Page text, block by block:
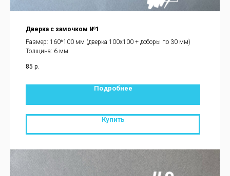
Дверка с замочком №1
Размер: 160*100 мм (дверка 100х100 + доборы по 30 мм)
Толщина: 6 мм
85 р.
Подробнее
Купить